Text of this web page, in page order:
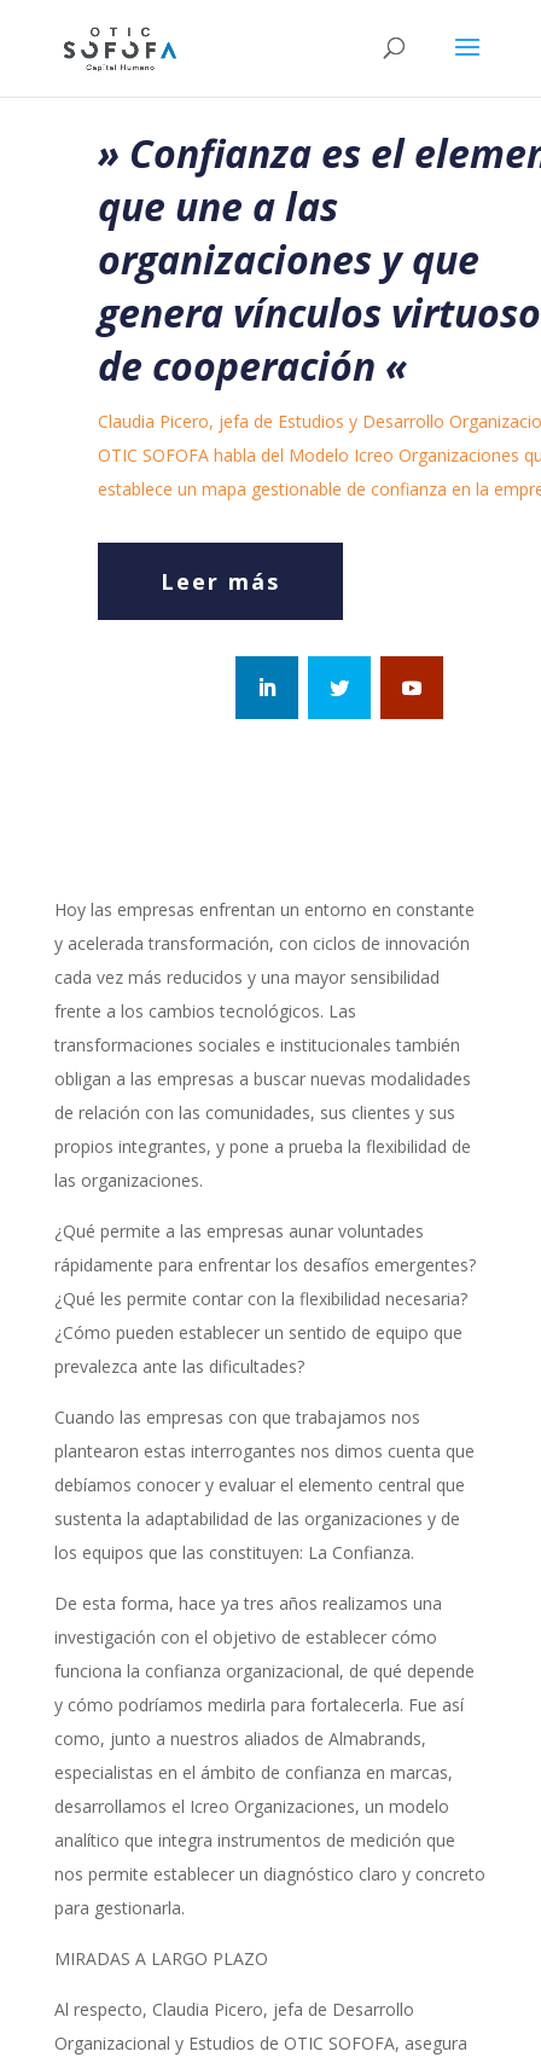
» Confianza es el
que une a las
organizaciones y que
genera vínculos
de cooperación «
Claudia Picero, jefa de Estudios y Desarrollo
OTIC SOFOFA habla del Modelo Icreo Organizaciones
establece un mapa gestionable de confianza en la
Leer más
Hoy las empresas enfrentan un entorno en constante
y acelerada transformación, con ciclos de innovación
cada vez más reducidos y una mayor sensibilidad
frente a los cambios tecnológicos. Las
transformaciones sociales e institucionales también
obligan a las empresas a buscar nuevas modalidades
de relación con las comunidades, sus clientes y sus
propios integrantes, y pone a prueba la flexibilidad de
las organizaciones.
¿Qué permite a las empresas aunar voluntades
rápidamente para enfrentar los desafíos emergentes?
¿Qué les permite contar con la flexibilidad necesaria?
¿Cómo pueden establecer un sentido de equipo que
prevalezca ante las dificultades?
Cuando las empresas con que trabajamos nos
plantearon estas interrogantes nos dimos cuenta que
debíamos conocer y evaluar el elemento central que
sustenta la adaptabilidad de las organizaciones y de
los equipos que las constituyen: La Confianza.
De esta forma, hace ya tres años realizamos una
investigación con el objetivo de establecer cómo
funciona la confianza organizacional, de qué depende
y cómo podríamos medirla para fortalecerla. Fue así
como, junto a nuestros aliados de Almabrands,
especialistas en el ámbito de confianza en marcas,
desarrollamos el Icreo Organizaciones, un modelo
analítico que integra instrumentos de medición que
nos permite establecer un diagnóstico claro y concreto
para gestionarla.
MIRADAS A LARGO PLAZO
Al respecto, Claudia Picero, jefa de Desarrollo
Organizacional y Estudios de OTIC SOFOFA, asegura